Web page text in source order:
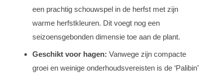
een prachtig schouwspel in de herfst met zijn
warme herfstkleuren. Dit voegt nog een
seizoensgebonden dimensie toe aan de plant.
Geschikt voor hagen: Vanwege zijn compacte
groei en weinige onderhoudsvereisten is de ‘Palibin’